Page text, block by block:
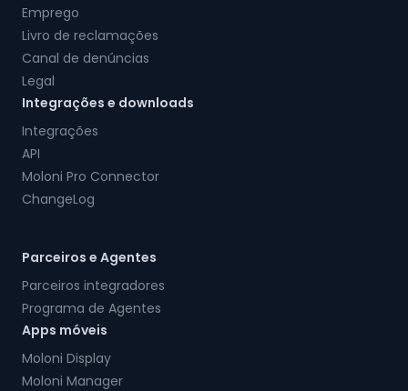
Emprego
Livro de reclamações
Canal de denúncias
Legal
Integrações e downloads
Integrações
API
Moloni Pro Connector
ChangeLog
Parceiros e Agentes
Parceiros integradores
Programa de Agentes
Apps móveis
Moloni Display
Moloni Manager